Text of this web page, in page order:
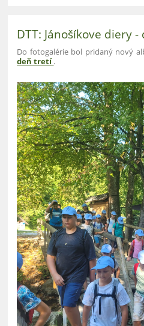
DTT: Jánošíkove diery
Do fotogalérie bol pridaný nový
deň tretí.